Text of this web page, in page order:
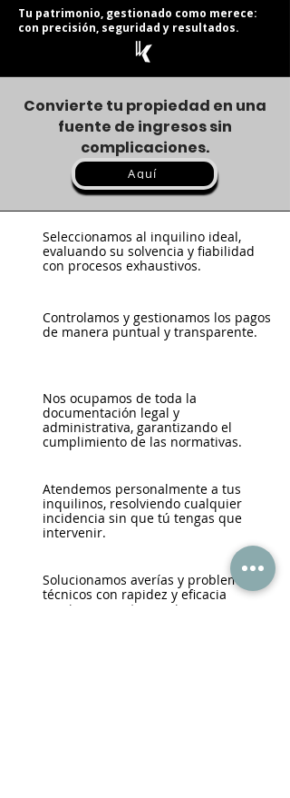
Tu patrimonio, gestionado como merece:
con precisión, seguridad y resultados.
Convierte tu propiedad en una
fuente de ingresos sin
complicaciones.
Aquí
Seleccionamos al inquilino ideal,
evaluando su solvencia y fiabilidad
con procesos exhaustivos.
Controlamos y gestionamos los pagos
de manera puntual y transparente.
Nos ocupamos de toda la
documentación legal y
administrativa, garantizando el
cumplimiento de las normativas.
Atendemos personalmente a tus
inquilinos, resolviendo cualquier
incidencia sin que tú tengas que
intervenir.
Solucionamos averías y problemas
técnicos con rapidez y eficacia
gracias a nuestro equipo